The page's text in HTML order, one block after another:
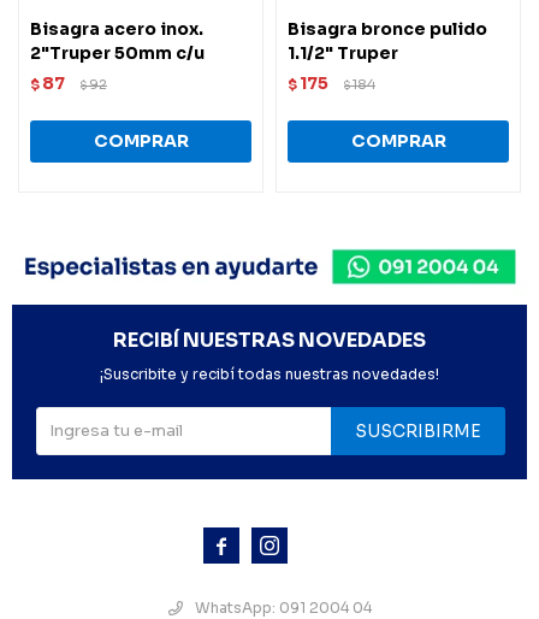
Bisagra acero inox.
2"Truper 50mm c/u
$ 87 $92
Bisagra bronce pulido
1.1/2" Truper
$ 175 $184
 
WhatsApp: 091 2004 04
RECIBÍ NUESTRAS NOVEDADES
¡Suscribite y recibí todas nuestras novedades!
SUSCRIBIRME